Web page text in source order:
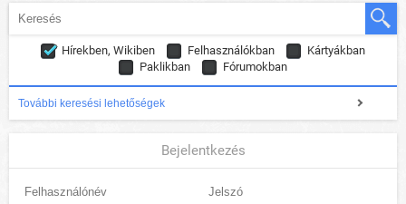
Hírekben, Wikiben Felhasználókban
Kártyákban
Paklikban
Fórumokban
További keresési lehetőségek
Bejelentkezés